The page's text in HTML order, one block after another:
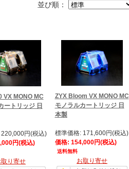
並び順：
VX MONO MC
ートリッジ 日
円(税込)
円(税込)
取り寄せ
ZYX Bloom VX MONO MC
モノラルカートリッジ 日
本製
標準価格: 171,600円(税込)
価格: 154,000円(税込)
送料無料
お取り寄せ